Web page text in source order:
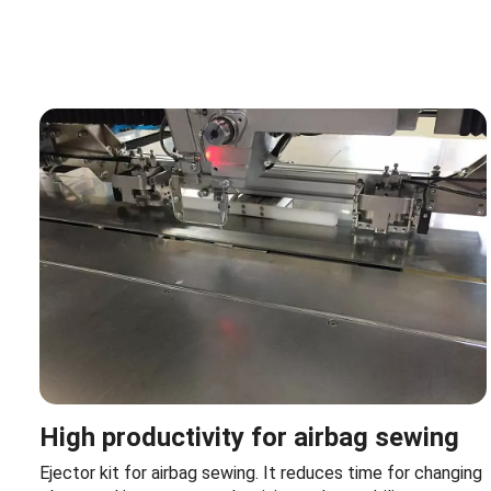
High productivity for airbag sewing
Ejector kit for airbag sewing. It reduces time for changing